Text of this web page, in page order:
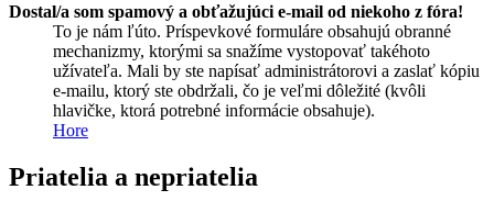
Dostal/a som spamový a obťažujúci e-mail od niekoho z fóra!
To je nám ľúto. Príspevkové formuláre obsahujú obranné
mechanizmy, ktorými sa snažíme vystopovať takéhoto
užívateľa. Mali by ste napísať administrátorovi a zaslať kópiu
e-mailu, ktorý ste obdržali, čo je veľmi dôležité (kvôli
hlavičke, ktorá potrebné informácie obsahuje).
Hore
Priatelia a nepriatelia